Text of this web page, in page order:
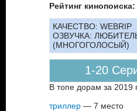
Рейтинг кинопоиска:
КАЧЕСТВО: WEBRIP
ОЗВУЧКА:
(МНОГОГОЛОСЫЙ)
1-20
В топе дорам за 2019
триллер — 7 место